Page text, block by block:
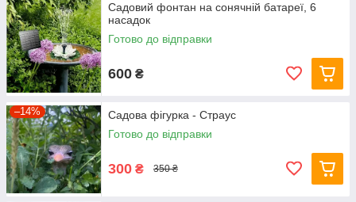
Садовий фонтан на сонячній батареї, 6
насадок
Готово до відправки
600 ₴
–14%
Садова фігурка - Страус
Готово до відправки
300 ₴ 350 ₴